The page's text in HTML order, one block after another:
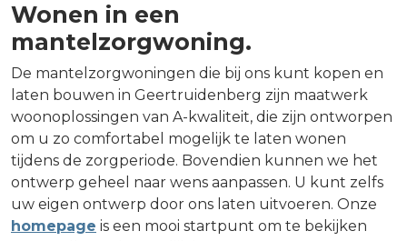
Wonen in een
mantelzorgwoning.
De mantelzorgwoningen die bij ons kunt kopen en
laten bouwen in Geertruidenberg zijn maatwerk
woonoplossingen van A-kwaliteit, die zijn ontworpen
om u zo comfortabel mogelijk te laten wonen
tijdens de zorgperiode. Bovendien kunnen we het
ontwerp geheel naar wens aanpassen. U kunt zelfs
uw eigen ontwerp door ons laten uitvoeren. Onze
homepage is een mooi startpunt om te bekijken